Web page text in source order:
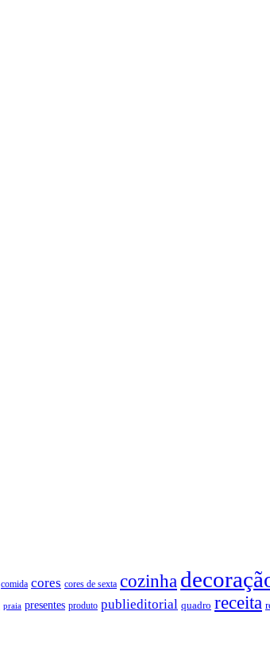
comida cores cores de sexta cozinha
praia presentes produto publieditorial quadro receita